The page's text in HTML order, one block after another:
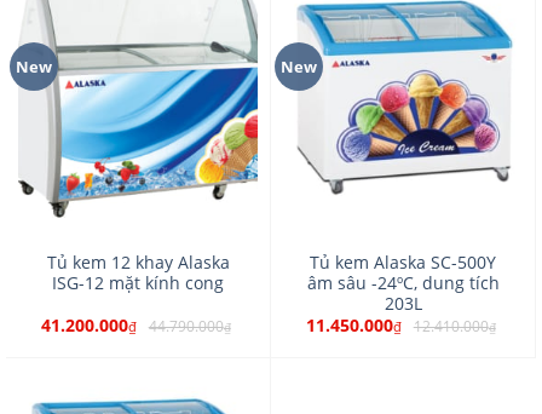
New
Tủ kem 12 khay Alaska
ISG-12 mặt kính cong
41.200.000₫ 44.790.000₫
New
Tủ kem Alaska SC-500Y
âm sâu -24ºC, dung tích
203L
11.450.000₫ 12.410.000₫